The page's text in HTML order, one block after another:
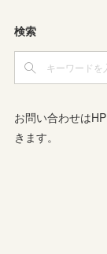
検索
お問い合わせは
きます。